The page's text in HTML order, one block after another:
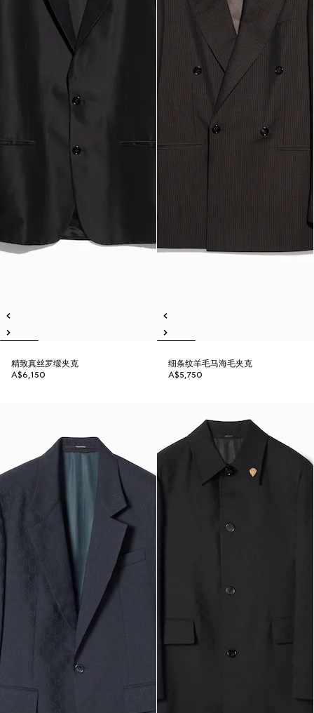
精致真丝罗缎夹克
A$6,150
细条纹羊毛马海毛夹克
A$5,750